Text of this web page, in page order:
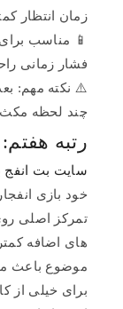
زمان انتظار
📱 مناسب
فشار زمانی
⚠️ نکته مهم:
چند لحظه مکث
رتبه هفتم:
سایت بت انفج
خود بازی
تمرکز اصلی
های اضافه
موضوع باعث
برای خیلی از